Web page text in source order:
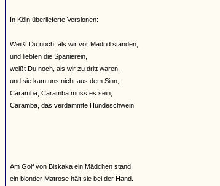
In Köln überlieferte Versionen:
Weißt Du noch, als wir vor Madrid standen,
und liebten die Spanierein,
weißt Du noch, als wir zu dritt waren,
und sie kam uns nicht aus dem Sinn,
Caramba, Caramba muss es sein,
Caramba, das verdammte Hundeschwein
Am Golf von Biskaka ein Mädchen stand,
ein blonder Matrose hält sie bei der Hand.